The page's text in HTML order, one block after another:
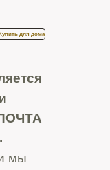
мы
Купить для дома